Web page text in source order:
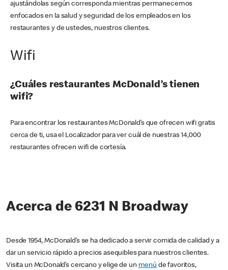
ajustándolas según corresponda mientras permanecemos
enfocados en la salud y seguridad de los empleados en los
restaurantes y de ustedes, nuestros clientes.
Wifi
¿Cuáles restaurantes McDonald’s tienen
wifi?
Para encontrar los restaurantes McDonald’s que ofrecen wifi gratis
cerca de ti, usa el Localizador para ver cuál de nuestras 14,000
restaurantes ofrecen wifi de cortesía.
Acerca de 6231 N Broadway
Desde 1954, McDonald’s se ha dedicado a servir comida de calidad y a
dar un servicio rápido a precios asequibles para nuestros clientes.
Visita un McDonald’s cercano y elige de un menú de favoritos,